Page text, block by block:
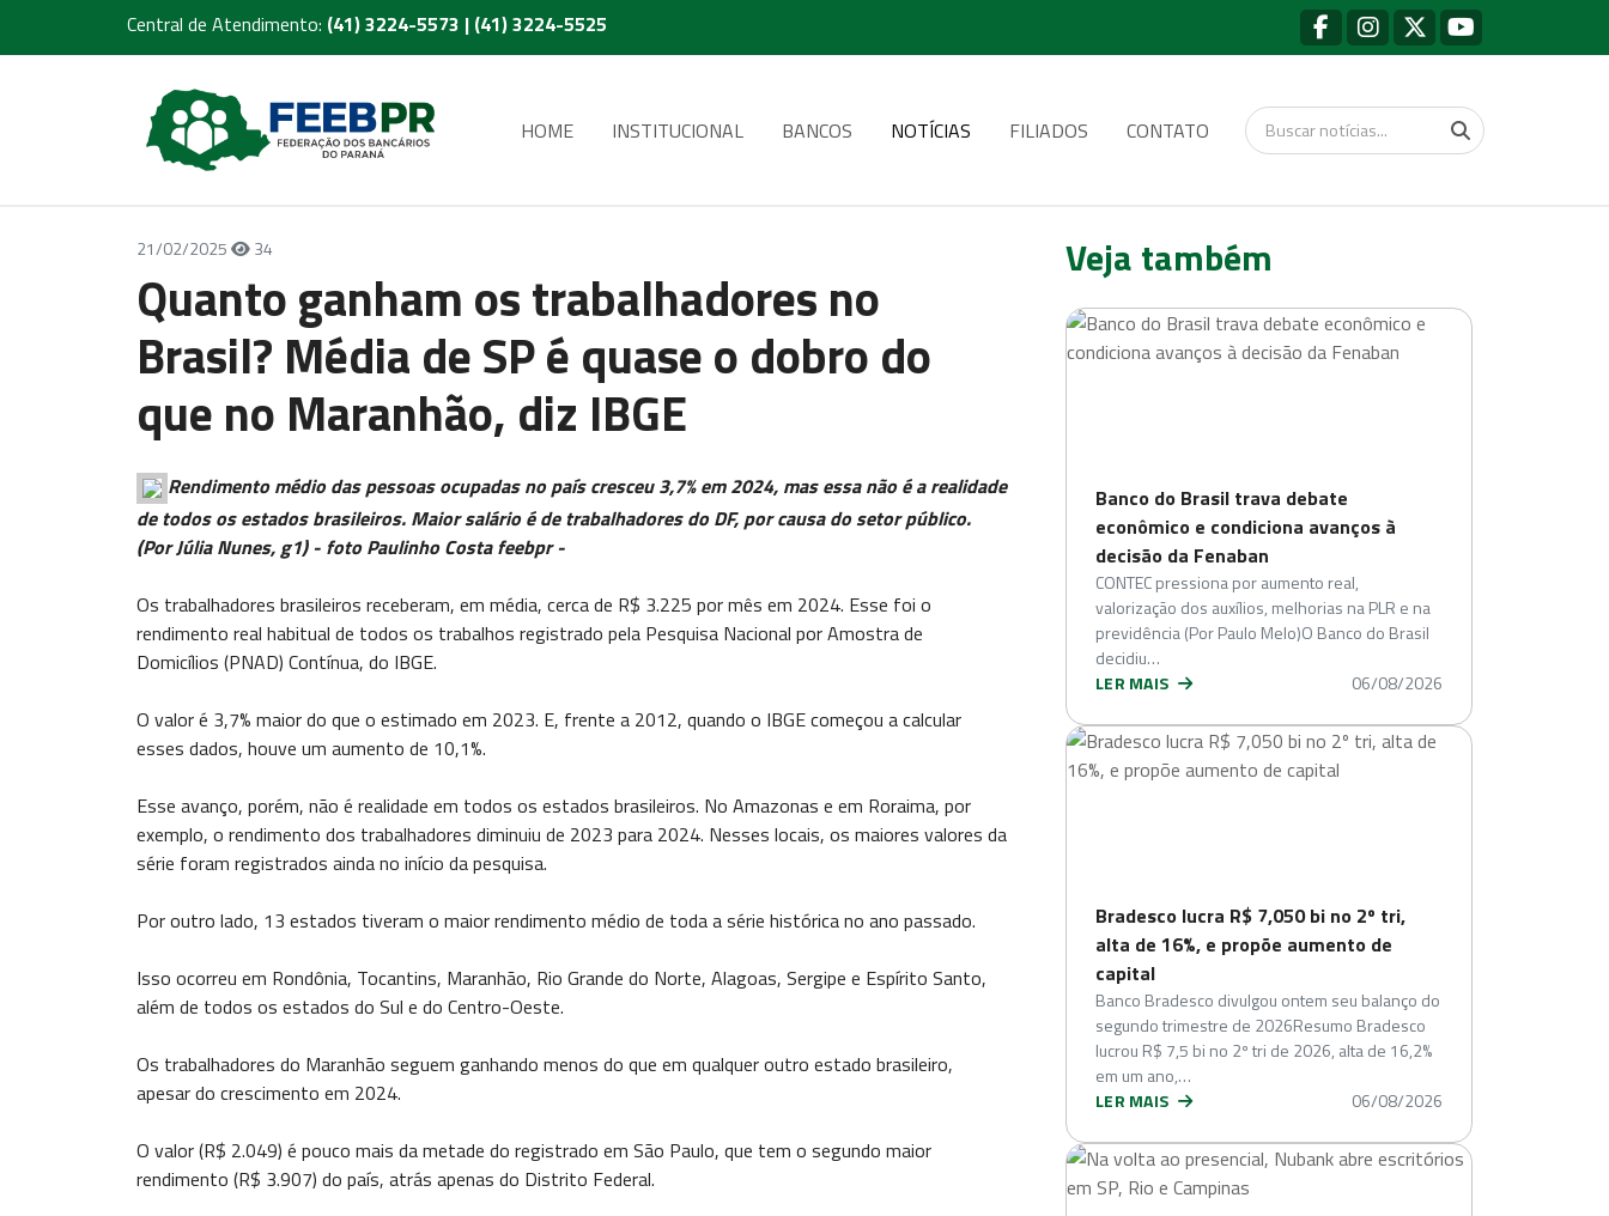
Central de Atendimento: (41) 3224-5573 | (41) 3224-5525
HOME INSTITUCIONAL BANCOS NOTÍCIAS FILIADOS CONTATO
21/02/2025 34
Quanto ganham os trabalhadores no
Brasil? Média de SP é quase o dobro do
que no Maranhão, diz IBGE
Rendimento médio das pessoas ocupadas no país cresceu 3,7% em 2024, mas essa não é a realidade
de todos os estados brasileiros. Maior salário é de trabalhadores do DF, por causa do setor público.
(Por Júlia Nunes, g1) - foto Paulinho Costa feebpr -
Os trabalhadores brasileiros receberam, em média, cerca de R$ 3.225 por mês em 2024. Esse foi o
rendimento real habitual de todos os trabalhos registrado pela Pesquisa Nacional por Amostra de
Domicílios (PNAD) Contínua, do IBGE.
O valor é 3,7% maior do que o estimado em 2023. E, frente a 2012, quando o IBGE começou a calcular
esses dados, houve um aumento de 10,1%.
Esse avanço, porém, não é realidade em todos os estados brasileiros. No Amazonas e em Roraima, por
exemplo, o rendimento dos trabalhadores diminuiu de 2023 para 2024. Nesses locais, os maiores valores da
série foram registrados ainda no início da pesquisa.
Por outro lado, 13 estados tiveram o maior rendimento médio de toda a série histórica no ano passado.
Isso ocorreu em Rondônia, Tocantins, Maranhão, Rio Grande do Norte, Alagoas, Sergipe e Espírito Santo,
além de todos os estados do Sul e do Centro-Oeste.
Os trabalhadores do Maranhão seguem ganhando menos do que em qualquer outro estado brasileiro,
apesar do crescimento em 2024.
O valor (R$ 2.049) é pouco mais da metade do registrado em São Paulo, que tem o segundo maior
rendimento (R$ 3.907) do país, atrás apenas do Distrito Federal.
Veja também
Banco do Brasil trava debate
econômico e condiciona avanços à
decisão da Fenaban
CONTEC pressiona por aumento real,
valorização dos auxílios, melhorias na PLR e na
previdência (Por Paulo Melo)O Banco do Brasil
decidiu…
LER MAIS
06/08/2026
Bradesco lucra R$ 7,050 bi no 2º tri,
alta de 16%, e propõe aumento de
capital
Banco Bradesco divulgou ontem seu balanço do
segundo trimestre de 2026Resumo Bradesco
lucrou R$ 7,5 bi no 2º tri de 2026, alta de 16,2%
em um ano,…
LER MAIS
06/08/2026